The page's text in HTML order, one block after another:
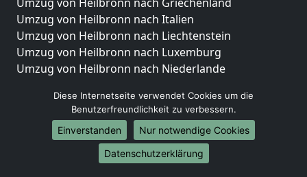
Umzug von Heilbronn nach Italien
Umzug von Heilbronn nach Liechtenstein
Umzug von Heilbronn nach Luxemburg
Umzug von Heilbronn nach Niederlande
Umzüge-Deutschlandweit
Umzug von Heilbronn nach Berlin
Umzug von Heilbronn nach Hamburg
Umzug von Heilbronn nach München
Diese Internetseite verwendet Cookies um die
Benutzerfreundlichkeit zu verbessern.
Einverstanden
Nur notwendige Cookies
Datenschutzerklärung